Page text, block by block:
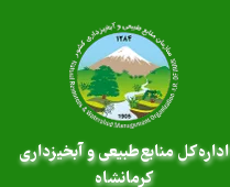
اداره کل منابع‌طبیعی و آبخیزداری
کرمانشاه